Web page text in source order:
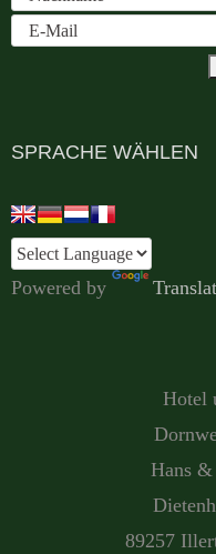
SPRACHE WÄHLEN
Powered by
Hotel
Hans &
89257